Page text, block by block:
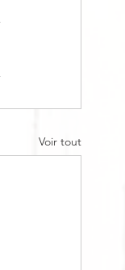
Voir tout